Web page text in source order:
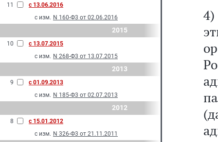
11
с 13.06.2016
с изм. N 160-Ф3 от 02.06.2016
2015
10
с 13.07.2015
с изм. N 268-Ф3 от 13.07.2015
2013
9
с 01.09.2013
с изм. N 185-Ф3 от 02.07.2013
2012
8
с 15.01.2012
с изм. N 326-Ф3 от 21.11.2011